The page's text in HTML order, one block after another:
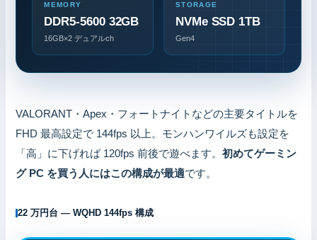
MEMORY
DDR5-5600 32GB
16GB×2 デュアルch
STORAGE
NVMe SSD 1TB
Gen4
VALORANT・Apex・フォートナイトなどの主要タイトルを
FHD 最高設定で 144fps 以上。モンハンワイルズも設定を
「高」に下げれば 120fps 前後で遊べます。初めてゲーミン
グ PC を買う人にはこの構成が最適です。
22 万円台 — WQHD 144fps 構成